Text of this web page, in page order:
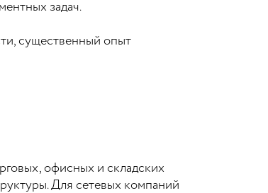
задач.
существенный опыт
офисных и складских
Для сетевых компаний